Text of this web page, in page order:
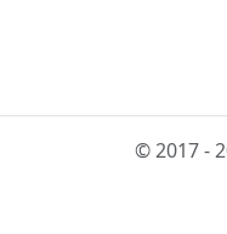
© 2017 -